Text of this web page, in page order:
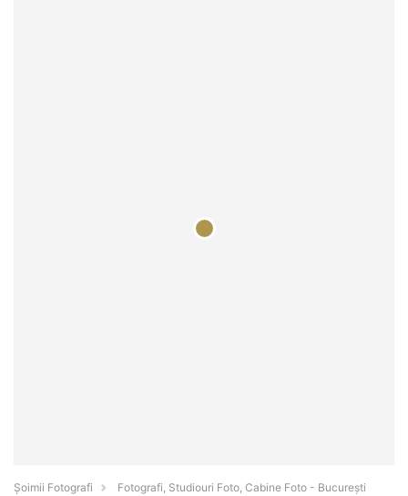
Șoimii Fotografi
Fotografi, Studiouri Foto, Cabine Foto - Bucureşti